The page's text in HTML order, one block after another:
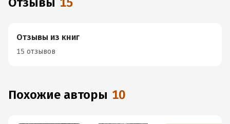
Отзывы из книг
15 отзывов
Похожие авторы 10